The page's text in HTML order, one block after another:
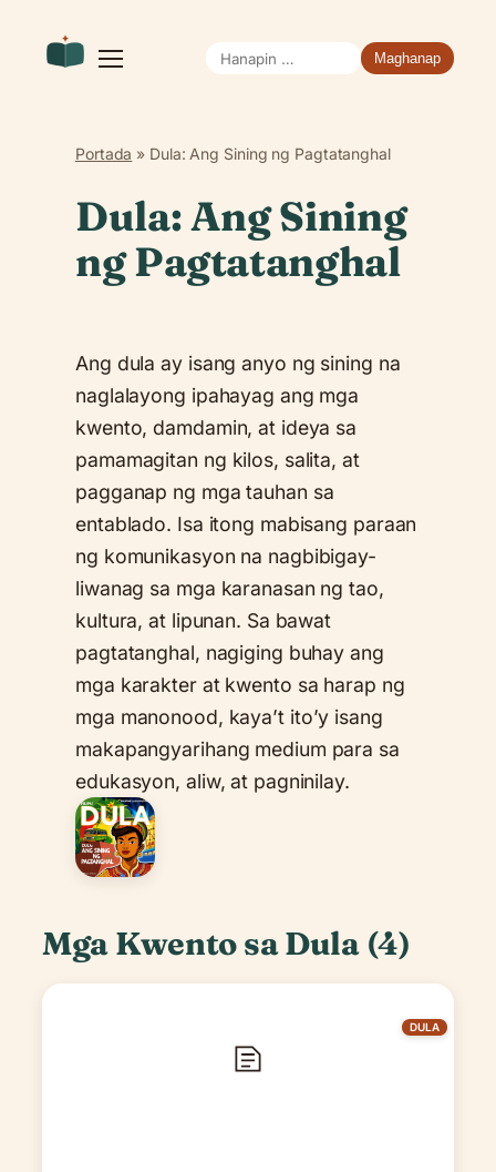
Buksan
ang
Hanapin
Portada » Dula: Ang Sining ng Pagtatanghal
Dula: Ang Sining
ng Pagtatanghal
Ang dula ay isang anyo ng sining na
naglalayong ipahayag ang mga
kwento, damdamin, at ideya sa
pamamagitan ng kilos, salita, at
pagganap ng mga tauhan sa
entablado. Isa itong mabisang paraan
ng komunikasyon na nagbibigay-
liwanag sa mga karanasan ng tao,
kultura, at lipunan. Sa bawat
pagtatanghal, nagiging buhay ang
mga karakter at kwento sa harap ng
mga manonood, kaya’t ito’y isang
makapangyarihang medium para sa
edukasyon, aliw, at pagninilay.
Mga Kwento sa Dula (4)
DULA